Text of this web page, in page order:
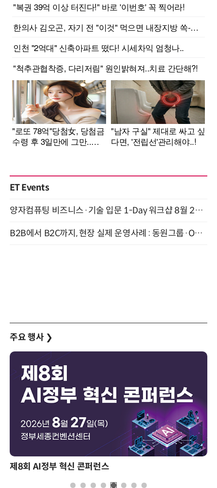
ET Events
양자컴퓨팅 비즈니스·기술 입문 1-Day 워크샵 8월 28일 개최
B2B에서 B2C까지, 현장 실제 운영사례 : 동원그룹·OCI·다이닝브랜즈그룹·당근 (8/27)
주요 행사 ❯
제8회 AI정부 혁신 콘퍼런스